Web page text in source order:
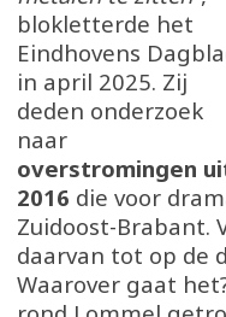
blokletterde het
Eindhovens
in april 2025. Zij
deden onderzoek
naar
overstromingen
2016 die voor
Zuidoost-Brabant.
daarvan tot op de
Waarover gaat